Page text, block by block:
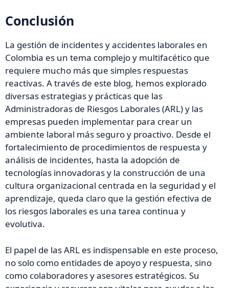
Conclusión
La gestión de incidentes y accidentes laborales en
Colombia es un tema complejo y multifacético que
requiere mucho más que simples respuestas
reactivas. A través de este blog, hemos explorado
diversas estrategias y prácticas que las
Administradoras de Riesgos Laborales (ARL) y las
empresas pueden implementar para crear un
ambiente laboral más seguro y proactivo. Desde el
fortalecimiento de procedimientos de respuesta y
análisis de incidentes, hasta la adopción de
tecnologías innovadoras y la construcción de una
cultura organizacional centrada en la seguridad y el
aprendizaje, queda claro que la gestión efectiva de
los riesgos laborales es una tarea continua y
evolutiva.
El papel de las ARL es indispensable en este proceso,
no solo como entidades de apoyo y respuesta, sino
como colaboradores y asesores estratégicos. Su